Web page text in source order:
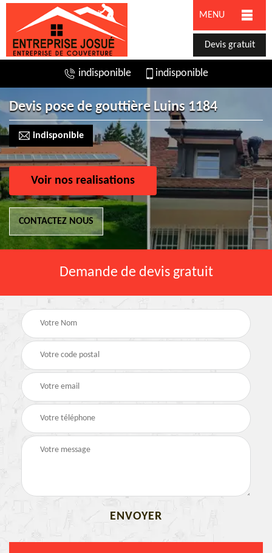
MENU
Devis gratuit
indisponible indisponible
Devis pose de gouttière Luins 1184
indisponible
Voir nos realisations
CONTACTEZ NOUS
Demande de devis gratuit